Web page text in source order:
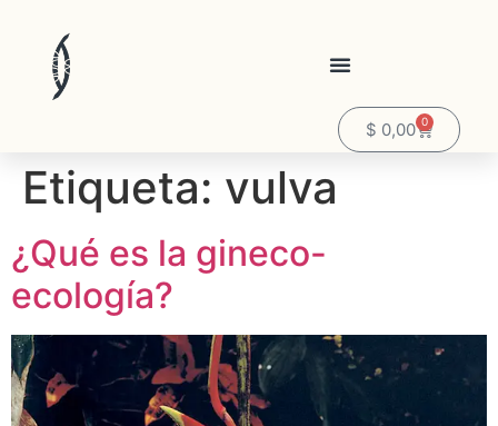
$ 0,00 0
Etiqueta: vulva
¿Qué es la gineco-
ecología?